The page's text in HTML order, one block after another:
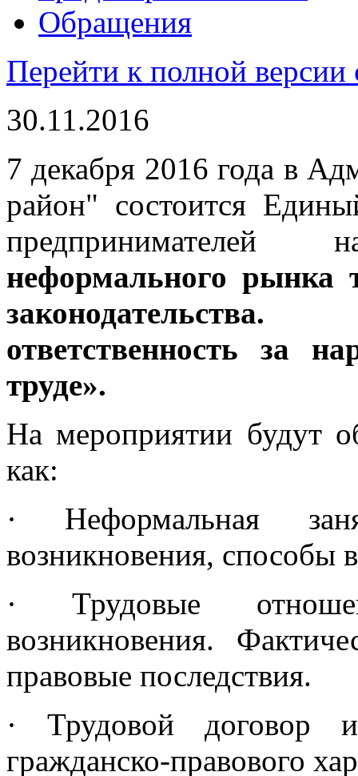
Обращения
Перейти к полной версии
30.11.2016
7 декабря 2016 года в
район" состоится
неформального рынка
ответственность за
труде».
На мероприятии будут
как:
· Неформальная
возникновения, способы
· Трудовые
возникновения.
правовые последствия.
· Трудовой договор
гражданско-правового